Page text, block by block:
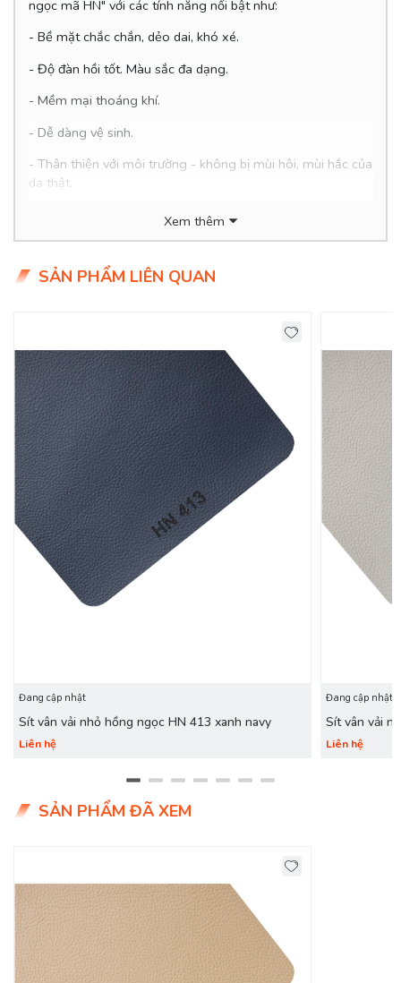
ngọc mã HN" với các tính năng nổi bật như:
- Bề mặt chắc chắn, dẻo dai, khó xé.
- Độ đàn hồi tốt. Màu sắc đa dạng.
- Mềm mại thoáng khí.
- Dễ dàng vệ sinh.
- Thân thiện với môi trường - không bị mùi hôi, mùi hắc của
da thật.
- Giá hợp lý chỉ 26x/métXem thêm
SẢN PHẨM LIÊN QUAN
Đang cập nhật
Sít vân vải nhỏ hồng ngọc HN 413 xanh navy
Liên hệ
Đang cập nhật
Sít vân vải
Liên hệ
SẢN PHẨM ĐÃ XEM